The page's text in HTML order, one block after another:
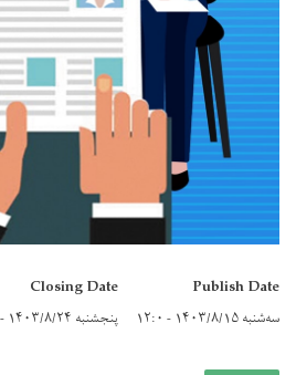
Publish Date
سه‌شنبه ۱۴۰۳/۸/۱۵ - ۱۲:۰
Closing Date
پنجشنبه ۱۴۰۳/۸/۲۴ - ۱۲:۰